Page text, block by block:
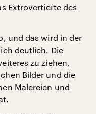
Extrovertierte des
und das wird in der
deutlich. Die
zu ziehen,
Bilder und die
Malereien und